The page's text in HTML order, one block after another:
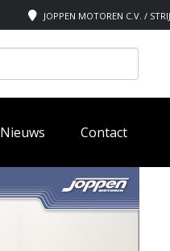
JOPPEN MOTOREN C.V. /
Nieuws Contact